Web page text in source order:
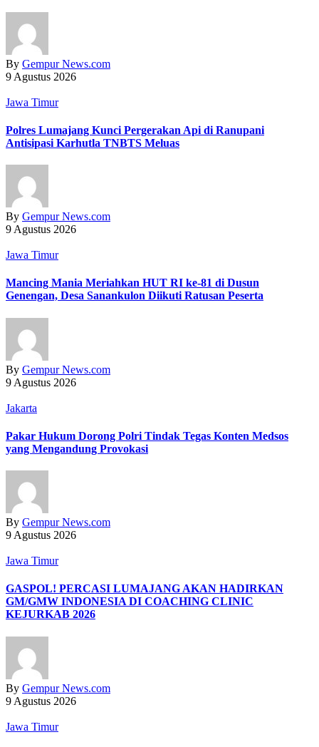
By Gempur News.com
9 Agustus 2026
Jawa Timur
Polres Lumajang Kunci Pergerakan Api di Ranupani
Antisipasi Karhutla TNBTS Meluas
By Gempur News.com
9 Agustus 2026
Jawa Timur
Mancing Mania Meriahkan HUT RI ke-81 di Dusun
Genengan, Desa Sanankulon Diikuti Ratusan Peserta
By Gempur News.com
9 Agustus 2026
Jakarta
Pakar Hukum Dorong Polri Tindak Tegas Konten Medsos
yang Mengandung Provokasi
By Gempur News.com
9 Agustus 2026
Jawa Timur
GASPOL! PERCASI LUMAJANG AKAN HADIRKAN
GM/GMW INDONESIA DI COACHING CLINIC
KEJURKAB 2026
By Gempur News.com
9 Agustus 2026
Jawa Timur